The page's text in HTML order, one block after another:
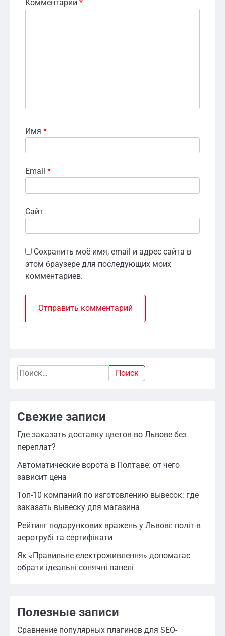
Комментарий *
Имя *
Email *
Сайт
Сохранить моё имя, email и адрес сайта в
этом браузере для последующих моих
комментариев.
Найти:
Свежие записи
Где заказать доставку цветов во Львове без
переплат?
Автоматические ворота в Полтаве: от чего
зависит цена
Топ-10 компаний по изготовлению вывесок: где
заказать вывеску для магазина
Рейтинг подарункових вражень у Львові: політ в
аеротрубі та сертифікати
Як «Правильне електроживлення» допомагає
обрати ідеальні сонячні панелі
Полезные записи
Сравнение популярных плагинов для SEO-